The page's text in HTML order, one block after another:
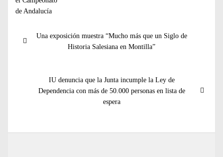
de
Entrada
Una exposición muestra “Mucho más que un Siglo de
Historia Salesiana en Montilla”
Entrada
siguiente:
IU denuncia que la Junta incumple la Ley de
Dependencia con más de 50.000 personas en lista de
espera